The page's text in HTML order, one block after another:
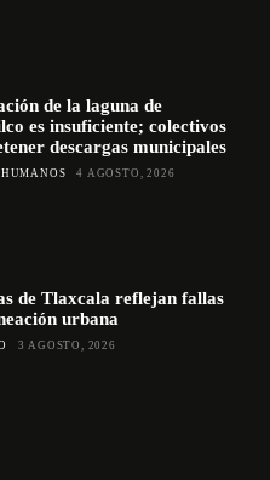
de la laguna de
es insuficiente; colectivos
descargas municipales
4 AGOSTO, 2026
de Tlaxcala reflejan fallas
urbana
3 AGOSTO, 2026